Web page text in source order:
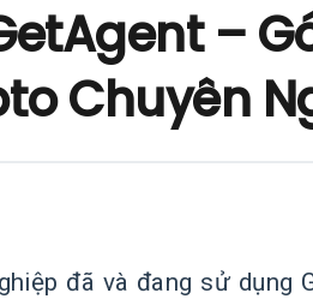
–
Chuyên
đã và đang sử dụng